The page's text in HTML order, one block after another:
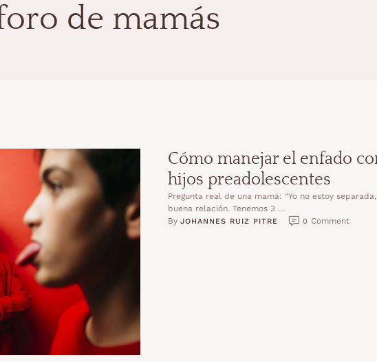
de mamás
Cómo manejar el enfado
hijos preadolescentes
Pregunta real de una mamá: “Yo no estoy
buena relación. Tenemos 3 …
By JOHANNES RUIZ PITRE 0 Comment